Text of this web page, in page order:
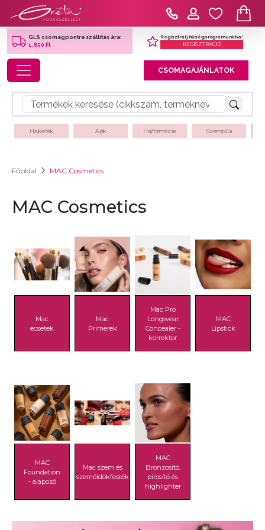
GLS csomagpontra szállítás ára:
1,850 Ft
Regisztrálj hűségprogramunkba!
REGISZTRÁCIÓ
Toggle navigation CSOMAGAJÁNLATOK
Hajkefék Ajak Hajformázás Szempilla
Főoldal MAC Cosmetics
MAC Cosmetics
Mac
ecsetek
Mac
Primerek
Mac Pro
Longwear
Concealer -
korrektor
MAC
Lipstick
MAC
Foundation
- alapozó
Mac szem és
szemöldökfesték
MAC
Bronzosító,
pirosító és
highlighter